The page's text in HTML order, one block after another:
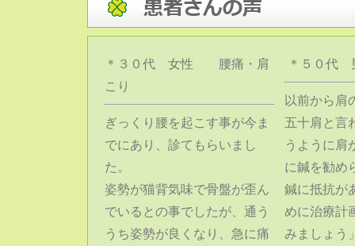
＊３０代 女性 腰痛・肩
こり
ぎっくり腰を起こす事が今ま
でにあり、診てもらいまし
た。
姿勢が猫背気味で骨盤が歪ん
でいるとの事でしたが、通う
うち姿勢が良くなり、急に痛
＊５０
以前から肩
五十肩と言
うように肩
に鍼を勧め
鍼に抵抗が
めに治療計
みましょう